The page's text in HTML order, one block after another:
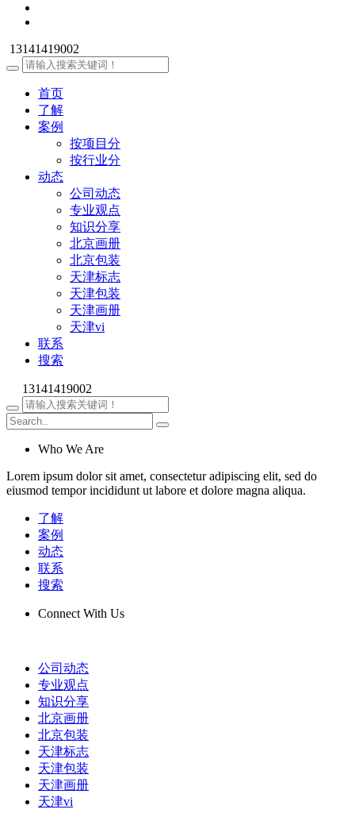
13141419002
首页
了解
案例
按项目分
按行业分
动态
公司动态
专业观点
知识分享
北京画册
北京包装
天津标志
天津包装
天津画册
天津vi
联系
搜索
13141419002
Who We Are
Lorem ipsum dolor sit amet, consectetur adipiscing elit, sed do
eiusmod tempor incididunt ut labore et dolore magna aliqua.
了解
案例
动态
联系
搜索
Connect With Us
公司动态
专业观点
知识分享
北京画册
北京包装
天津标志
天津包装
天津画册
天津vi